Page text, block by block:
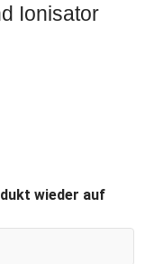
Ionisator
wieder auf